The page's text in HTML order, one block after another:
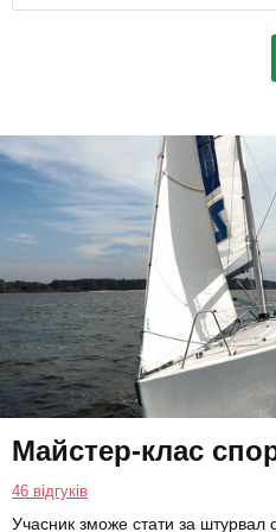
Майстер-клас
46 відгуків
Учасник зможе стати за штурвал